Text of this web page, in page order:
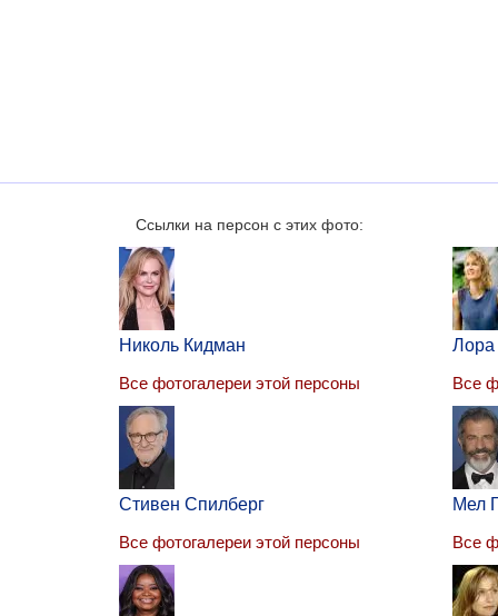
Ссылки на персон с этих фото:
Николь Кидман
Все фотогалереи этой персоны
Лора
Все
Стивен Спилберг
Все фотогалереи этой персоны
Мел
Все